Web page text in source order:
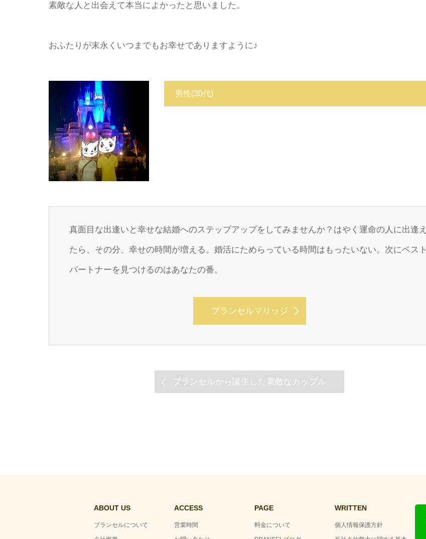
素敵な人と出会えて本当によかったと思いました。
おふたりが末永くいつまでもお幸せでありますように♪
男性(30代)
真面目な出逢いと幸せな結婚へのステップアップをしてみませんか？はやく運命の人に出逢え
たら、その分、幸せの時間が増える。婚活にためらっている時間はもったいない。次にベスト
パートナーを見つけるのはあなたの番。
ブランセルマリッジ
ブランセルから誕生した素敵なカップル
ABOUT US
ブランセルについて
ACCESS
営業時間
PAGE
料金について
WRITTEN
個人情報保護方針